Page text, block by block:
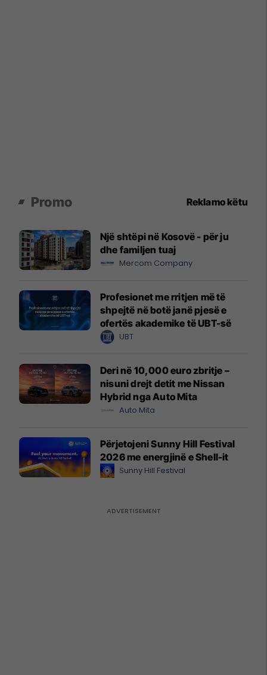
Promo Reklamo këtu
Një shtëpi në Kosovë - për ju
dhe familjen tuaj
Mercom Company
Profesionet me rritjen më të
shpejtë në botë janë pjesë e
ofertës akademike të UBT-së
UBT
Deri në 10,000 euro zbritje –
nisuni drejt detit me Nissan
Hybrid nga Auto Mita
Auto Mita
Përjetojeni Sunny Hill Festival
2026 me energjinë e Shell-it
Sunny Hill Festival